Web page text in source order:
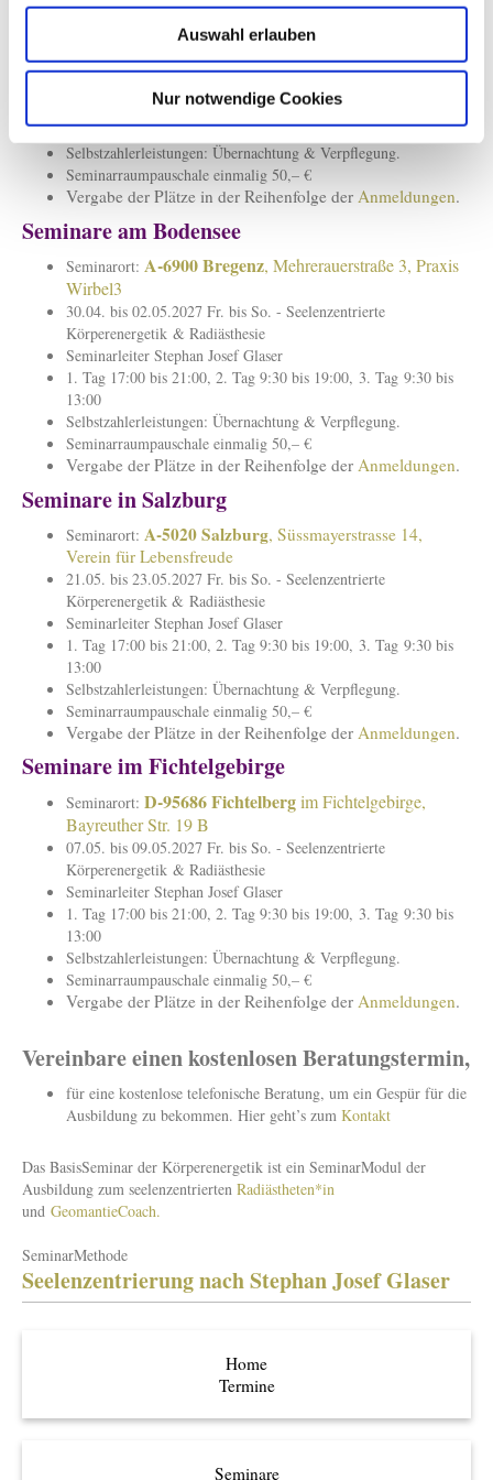
Auswahl erlauben
Nur notwendige Cookies
09.10. bis 11.10.2026 Fr. bis So. - Seelenzentrierte
Körperenergetik & Radiästhesie
Seminarleiter Stephan Josef Glaser
1. Tag 17:00 bis 21:00, 2. Tag 9:30 bis 19:00, 3. Tag 9:30 bis
13:00
Selbstzahlerleistungen: Übernachtung & Verpflegung.
Seminarraumpauschale einmalig 50,– €
Vergabe der Plätze in der Reihenfolge der Anmeldungen.
Seminare am Bodensee
Seminarort: A-6900 Bregenz, Mehrerauerstraße 3, Praxis
Wirbel3
30.04. bis 02.05.2027 Fr. bis So. - Seelenzentrierte
Körperenergetik & Radiästhesie
Seminarleiter Stephan Josef Glaser
1. Tag 17:00 bis 21:00, 2. Tag 9:30 bis 19:00, 3. Tag 9:30 bis
13:00
Selbstzahlerleistungen: Übernachtung & Verpflegung.
Seminarraumpauschale einmalig 50,– €
Vergabe der Plätze in der Reihenfolge der Anmeldungen.
Seminare in Salzburg
Seminarort: A-5020 Salzburg, Süssmayerstrasse 14,
Verein für Lebensfreude
21.05. bis 23.05.2027 Fr. bis So. - Seelenzentrierte
Körperenergetik & Radiästhesie
Seminarleiter Stephan Josef Glaser
1. Tag 17:00 bis 21:00, 2. Tag 9:30 bis 19:00, 3. Tag 9:30 bis
13:00
Selbstzahlerleistungen: Übernachtung & Verpflegung.
Seminarraumpauschale einmalig 50,– €
Vergabe der Plätze in der Reihenfolge der Anmeldungen.
Seminare im Fichtelgebirge
Seminarort: D-95686 Fichtelbergim Fichtelgebirge,
Bayreuther Str. 19 B
07.05. bis 09.05.2027 Fr. bis So. - Seelenzentrierte
Körperenergetik & Radiästhesie
Seminarleiter Stephan Josef Glaser
1. Tag 17:00 bis 21:00, 2. Tag 9:30 bis 19:00, 3. Tag 9:30 bis
13:00
Selbstzahlerleistungen: Übernachtung & Verpflegung.
Seminarraumpauschale einmalig 50,– €
Vergabe der Plätze in der Reihenfolge der Anmeldungen.
Vereinbare einen kostenlosen Beratungstermin,
für eine kostenlose telefonische Beratung, um ein Gespür für die
Ausbildung zu bekommen. Hier geht’s zum Kontakt
Das BasisSeminar der Körperenergetik ist ein SeminarModul der
Ausbildung zum seelenzentrierten Radiästheten*in
und GeomantieCoach.
SeminarMethode
Seelenzentrierung nach Stephan Josef Glaser
Home
Termine
Seminare